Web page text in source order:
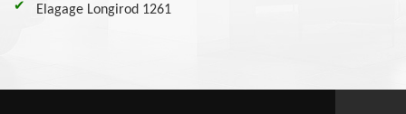
Elagage Longirod 1261